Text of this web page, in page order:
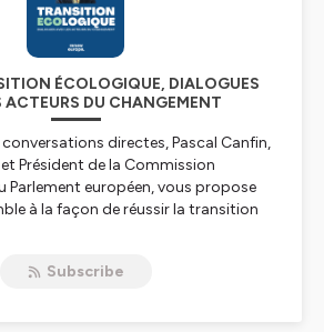
ÉCOLOGIQUE, DIALOGUES
ACTEURS DU CHANGEMENT
conversations directes, Pascal Canfin,
Président de la Commission
Parlement européen, vous propose
à la façon de réussir la transition
de dessiner un nouveau
Subscribe